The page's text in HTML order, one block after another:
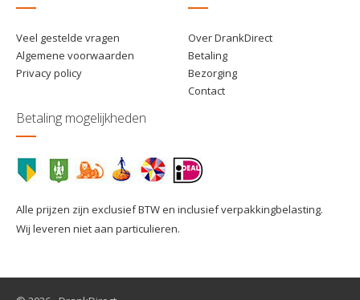
Veel gestelde vragen
Algemene voorwaarden
Privacy policy
Over DrankDirect
Betaling
Bezorging
Contact
Betaling mogelijkheden
Alle prijzen zijn exclusief BTW en inclusief verpakkingbelasting.
Wij leveren niet aan particulieren.